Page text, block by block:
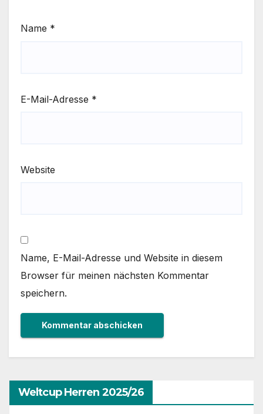
Name *
E-Mail-Adresse *
Website
Name, E-Mail-Adresse und Website in diesem
Browser für meinen nächsten Kommentar
speichern.
Weltcup Herren 2025/26